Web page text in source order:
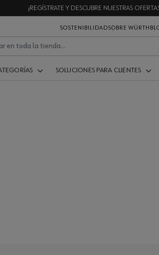
¡REGÍSTRATE Y DESCUBRE NUESTRAS
SOSTENIBILIDADSOBRE WÜRTH
SOLUCIONES PARA CLIENTES